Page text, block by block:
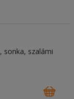
sonka szalámi